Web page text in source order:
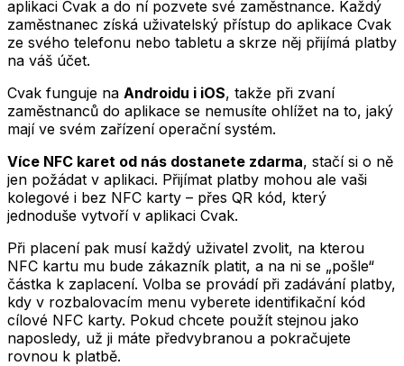
aplikaci Cvak a do ní pozvete své zaměstnance. Každý
zaměstnanec získá uživatelský přístup do aplikace Cvak
ze svého telefonu nebo tabletu a skrze něj přijímá platby
na váš účet.
Cvak funguje na Androidu i iOS, takže při zvaní
zaměstnanců do aplikace se nemusíte ohlížet na to, jaký
mají ve svém zařízení operační systém.
Více NFC karet od nás dostanete zdarma, stačí si o ně
jen požádat v aplikaci. Přijímat platby mohou ale vaši
kolegové i bez NFC karty – přes QR kód, který
jednoduše vytvoří v aplikaci Cvak.
Při placení pak musí každý uživatel zvolit, na kterou
NFC kartu mu bude zákazník platit, a na ni se „pošle“
částka k zaplacení. Volba se provádí při zadávání platby,
kdy v rozbalovacím menu vyberete identifikační kód
cílové NFC karty. Pokud chcete použít stejnou jako
naposledy, už ji máte předvybranou a pokračujete
rovnou k platbě.